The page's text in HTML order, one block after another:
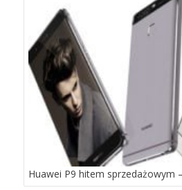
Huawei P9 hitem sprzedażowym